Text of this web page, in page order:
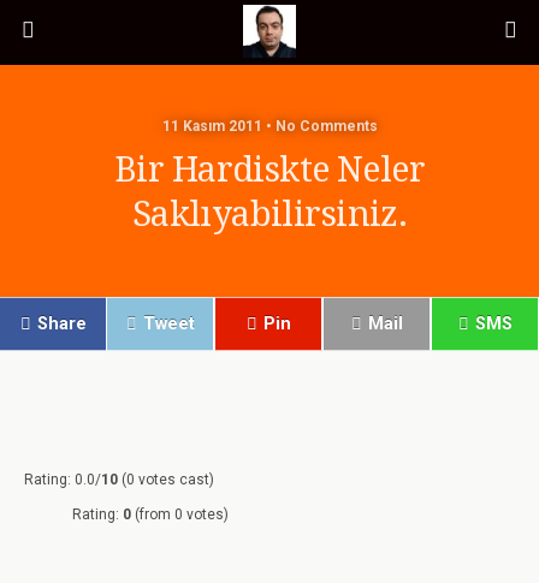
11 Kasım 2011 • No Comments
Bir Hardiskte Neler
Saklıyabilirsiniz.
Share Tweet Pin Mail SMS
Rating: 0.0/10 (0 votes cast)
Rating: 0 (from 0 votes)